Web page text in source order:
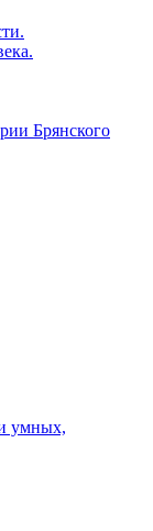
Брянского
умных,